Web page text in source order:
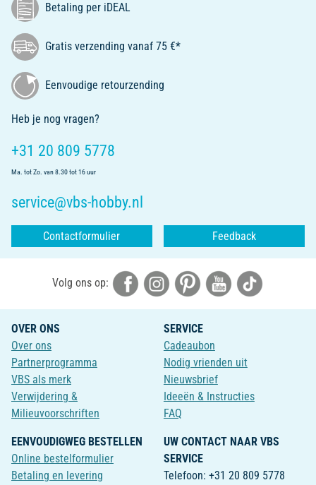
Betaling per iDEAL
Gratis verzending vanaf 75 €*
Eenvoudige retourzending
Heb je nog vragen?
+31 20 809 5778
Ma. tot Zo. van 8.30 tot 16 uur
service@vbs-hobby.nl
Contactformulier Feedback
Volg ons op:
OVER ONS
Over ons
Partnerprogramma
VBS als merk
Verwijdering &
Milieuvoorschriften
SERVICE
Cadeaubon
Nodig vrienden uit
Nieuwsbrief
Ideeën & Instructies
FAQ
EENVOUDIGWEG BESTELLEN
Online bestelformulier
Betaling en levering
UW CONTACT NAAR VBS
SERVICE
Telefoon: +31 20 809 5778